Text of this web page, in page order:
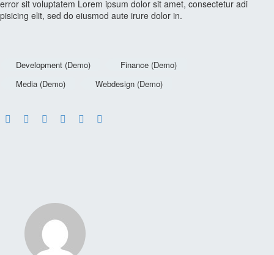
error sit voluptatem Lorem ipsum dolor sit amet, consectetur adi
pisicing elit, sed do eiusmod aute irure dolor in.
Development (Demo)
Finance (Demo)
Media (Demo)
Webdesign (Demo)